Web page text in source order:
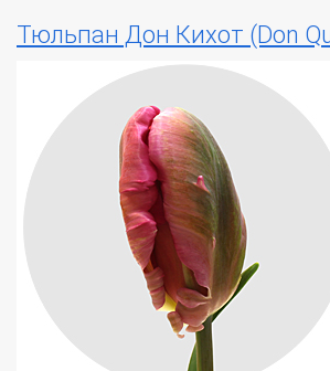
Тюльпан Дон Кихот (Don